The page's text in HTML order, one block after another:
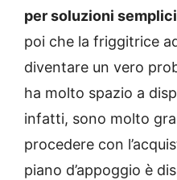
per soluzioni
poi che la friggitrice
diventare un vero
ha molto spazio a
infatti, sono molto
procedere con
piano d’appoggio è